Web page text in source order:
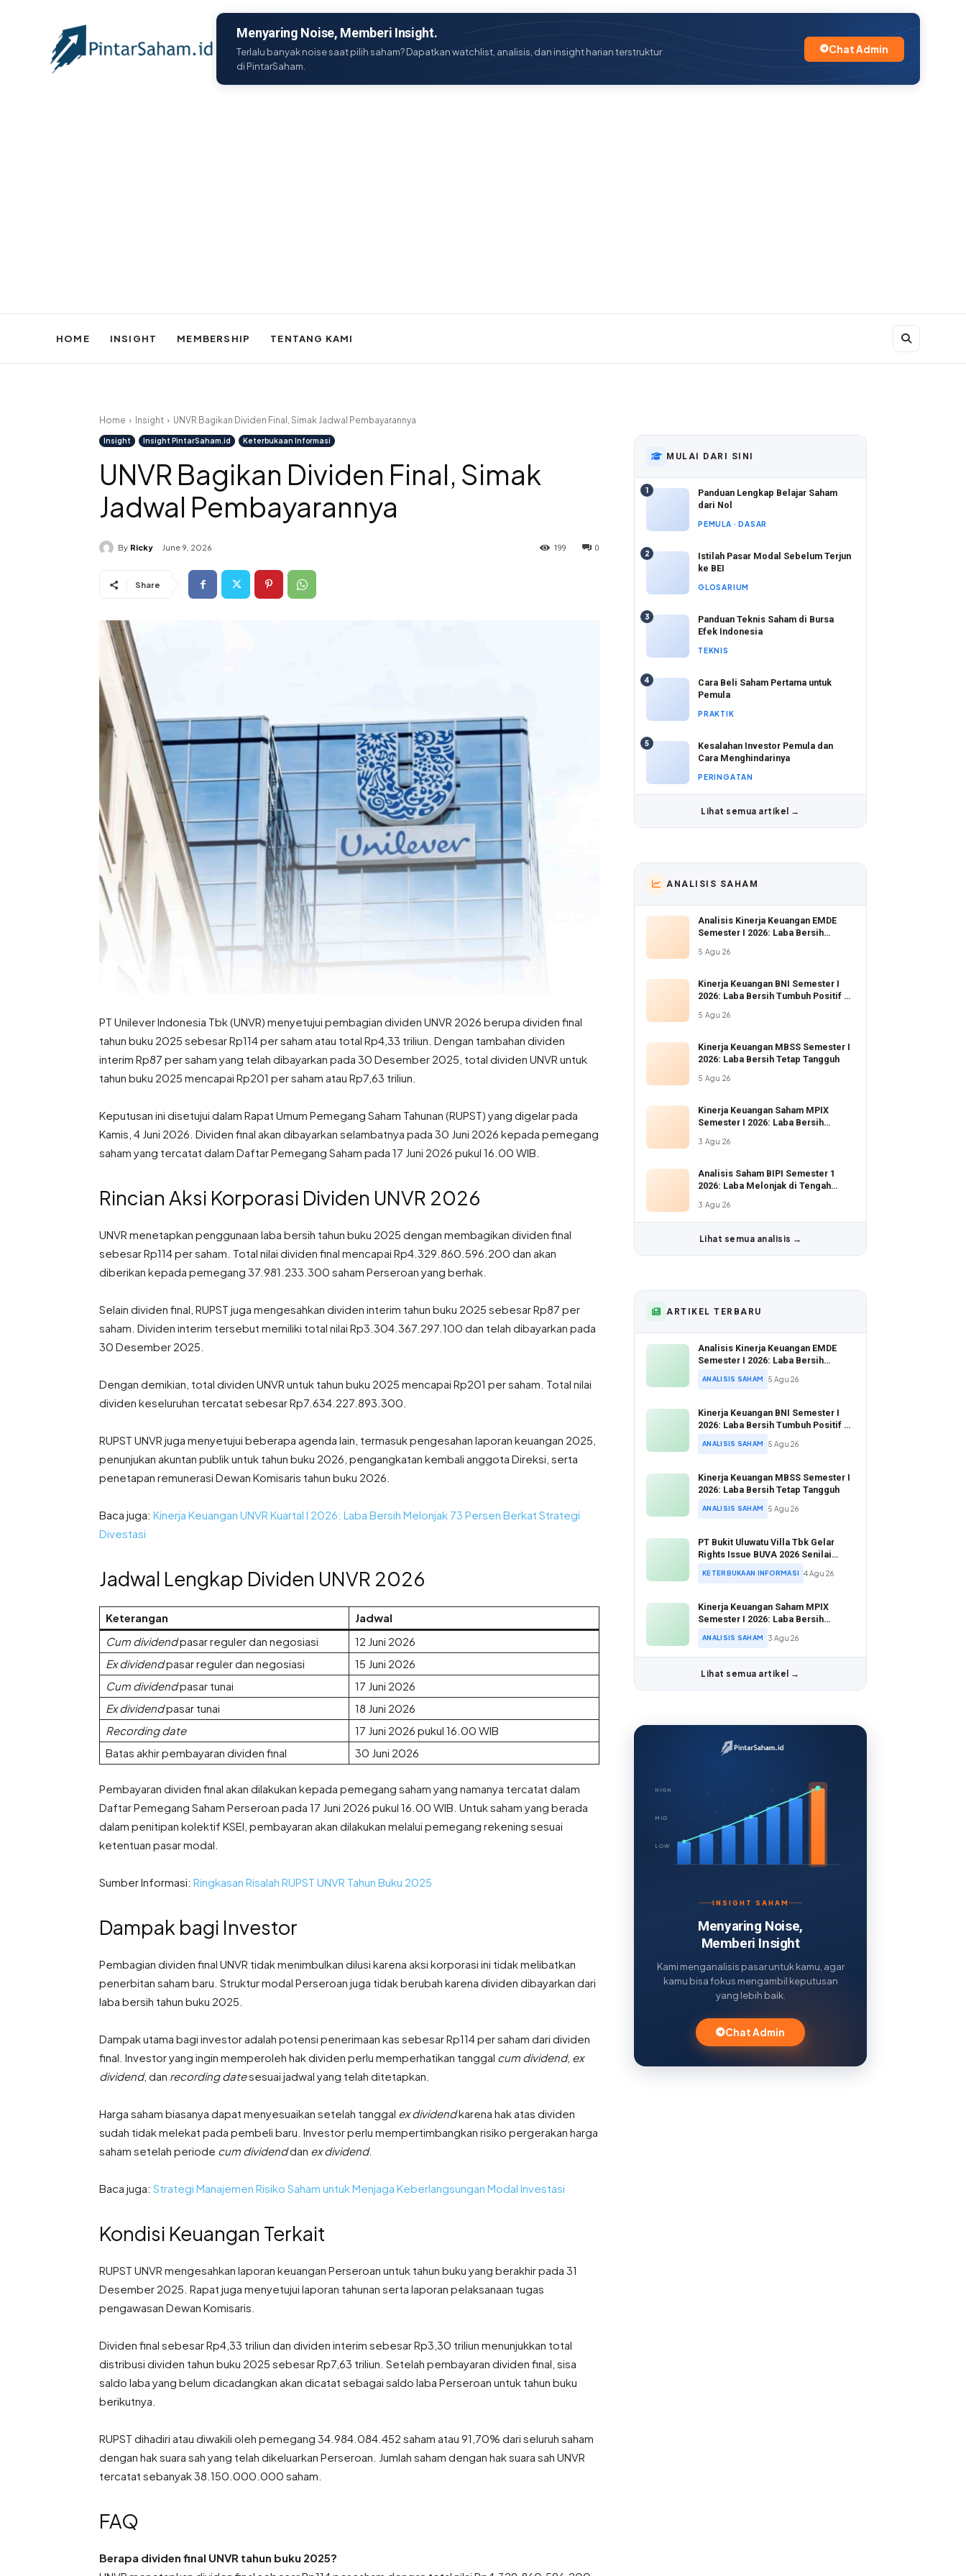
Menyaring Noise, Memberi Insight.
Terlalu banyak noise saat pilih saham? Dapatkan watchlist, analisis, dan insight harian terstruktur
di PintarSaham.
Chat Admin
HOME INSIGHT MEMBERSHIP TENTANG KAMI
Batal
Home Insight UNVR Bagikan Dividen Final, Simak Jadwal Pembayarannya
Insight Insight PintarSaham.id Keterbukaan Informasi
UNVR Bagikan Dividen Final, Simak
Jadwal Pembayarannya
By Ricky June 9, 2026 0
199
Share
PT Unilever Indonesia Tbk (UNVR) menyetujui pembagian dividen UNVR 2026 berupa dividen final
tahun buku 2025 sebesar Rp114 per saham atau total Rp4,33 triliun. Dengan tambahan dividen
interim Rp87 per saham yang telah dibayarkan pada 30 Desember 2025, total dividen UNVR untuk
tahun buku 2025 mencapai Rp201 per saham atau Rp7,63 triliun.
Keputusan ini disetujui dalam Rapat Umum Pemegang Saham Tahunan (RUPST) yang digelar pada
Kamis, 4 Juni 2026. Dividen final akan dibayarkan selambatnya pada 30 Juni 2026 kepada pemegang
saham yang tercatat dalam Daftar Pemegang Saham pada 17 Juni 2026 pukul 16.00 WIB.
Rincian Aksi Korporasi Dividen UNVR 2026
UNVR menetapkan penggunaan laba bersih tahun buku 2025 dengan membagikan dividen final
sebesar Rp114 per saham. Total nilai dividen final mencapai Rp4.329.860.596.200 dan akan
diberikan kepada pemegang 37.981.233.300 saham Perseroan yang berhak.
Selain dividen final, RUPST juga mengesahkan dividen interim tahun buku 2025 sebesar Rp87 per
saham. Dividen interim tersebut memiliki total nilai Rp3.304.367.297.100 dan telah dibayarkan pada
30 Desember 2025.
Dengan demikian, total dividen UNVR untuk tahun buku 2025 mencapai Rp201 per saham. Total nilai
dividen keseluruhan tercatat sebesar Rp7.634.227.893.300.
RUPST UNVR juga menyetujui beberapa agenda lain, termasuk pengesahan laporan keuangan 2025,
penunjukan akuntan publik untuk tahun buku 2026, pengangkatan kembali anggota Direksi, serta
penetapan remunerasi Dewan Komisaris tahun buku 2026.
Baca juga: Kinerja Keuangan UNVR Kuartal I 2026: Laba Bersih Melonjak 73 Persen Berkat Strategi
Divestasi
Jadwal Lengkap Dividen UNVR 2026
Keterangan
Jadwal
Cum dividendpasar reguler dan negosiasi
12 Juni 2026
Ex dividendpasar reguler dan negosiasi
15 Juni 2026
Cum dividendpasar tunai
17 Juni 2026
Ex dividendpasar tunai
18 Juni 2026
Recording date
17 Juni 2026 pukul 16.00 WIB
Batas akhir pembayaran dividen final
30 Juni 2026
Pembayaran dividen final akan dilakukan kepada pemegang saham yang namanya tercatat dalam
Daftar Pemegang Saham Perseroan pada 17 Juni 2026 pukul 16.00 WIB. Untuk saham yang berada
dalam penitipan kolektif KSEI, pembayaran akan dilakukan melalui pemegang rekening sesuai
ketentuan pasar modal.
Sumber Informasi: Ringkasan Risalah RUPST UNVR Tahun Buku 2025
Dampak bagi Investor
Pembagian dividen final UNVR tidak menimbulkan dilusi karena aksi korporasi ini tidak melibatkan
penerbitan saham baru. Struktur modal Perseroan juga tidak berubah karena dividen dibayarkan dari
laba bersih tahun buku 2025.
Dampak utama bagi investor adalah potensi penerimaan kas sebesar Rp114 per saham dari dividen
final. Investor yang ingin memperoleh hak dividen perlu memperhatikan tanggal cum dividend, ex
dividend, dan recording datesesuai jadwal yang telah ditetapkan.
Harga saham biasanya dapat menyesuaikan setelah tanggal ex dividendkarena hak atas dividen
sudah tidak melekat pada pembeli baru. Investor perlu mempertimbangkan risiko pergerakan harga
saham setelah periode cum dividenddan ex dividend.
Baca juga: Strategi Manajemen Risiko Saham untuk Menjaga Keberlangsungan Modal Investasi
Kondisi Keuangan Terkait
RUPST UNVR mengesahkan laporan keuangan Perseroan untuk tahun buku yang berakhir pada 31
Desember 2025. Rapat juga menyetujui laporan tahunan serta laporan pelaksanaan tugas
pengawasan Dewan Komisaris.
Dividen final sebesar Rp4,33 triliun dan dividen interim sebesar Rp3,30 triliun menunjukkan total
distribusi dividen tahun buku 2025 sebesar Rp7,63 triliun. Setelah pembayaran dividen final, sisa
saldo laba yang belum dicadangkan akan dicatat sebagai saldo laba Perseroan untuk tahun buku
berikutnya.
RUPST dihadiri atau diwakili oleh pemegang 34.984.084.452 saham atau 91,70% dari seluruh saham
dengan hak suara sah yang telah dikeluarkan Perseroan. Jumlah saham dengan hak suara sah UNVR
tercatat sebanyak 38.150.000.000 saham.
FAQ
Berapa dividen final UNVR tahun buku 2025?
MULAI DARI SINI
1
Panduan Lengkap Belajar Saham
dari Nol
PEMULA · DASAR
2
Istilah Pasar Modal Sebelum Terjun
ke BEI
GLOSARIUM
3
Panduan Teknis Saham di Bursa
Efek Indonesia
TEKNIS
4
Cara Beli Saham Pertama untuk
Pemula
PRAKTIK
5
Kesalahan Investor Pemula dan
Cara Menghindarinya
PERINGATAN
Lihat semua artikel →
ANALISIS SAHAM
Analisis Kinerja Keuangan EMDE
Semester I 2026: Laba Bersih
5 Agu 26
Kinerja Keuangan BNI Semester I
2026: Laba Bersih Tumbuh Positif di
5 Agu 26
Kinerja Keuangan MBSS Semester I
2026: Laba Bersih Tetap Tangguh
5 Agu 26
Kinerja Keuangan Saham MPIX
Semester I 2026: Laba Bersih
3 Agu 26
Analisis Saham BIPI Semester 1
2026: Laba Melonjak di Tengah
3 Agu 26
Lihat semua analisis →
ARTIKEL TERBARU
Analisis Kinerja Keuangan EMDE
Semester I 2026: Laba Bersih
ANALISIS SAHAM 5 Agu 26
Kinerja Keuangan BNI Semester I
2026: Laba Bersih Tumbuh Positif di
ANALISIS SAHAM 5 Agu 26
Kinerja Keuangan MBSS Semester I
2026: Laba Bersih Tetap Tangguh
ANALISIS SAHAM 5 Agu 26
PT Bukit Uluwatu Villa Tbk Gelar
Rights Issue BUVA 2026 Senilai
KETERBUKAAN INFORMASI 4 Agu 26
Kinerja Keuangan Saham MPIX
Semester I 2026: Laba Bersih
ANALISIS SAHAM 3 Agu 26
Lihat semua artikel →
HIGH
MID
LOW
INSIGHT SAHAM
Menyaring Noise,
Memberi Insight
Kami menganalisis pasar untuk kamu, agar
kamu bisa fokus mengambil keputusan
yang lebih baik.
Chat Admin